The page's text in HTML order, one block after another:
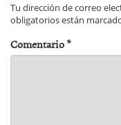
Tu dirección de correo
obligatorios están
Comentario*